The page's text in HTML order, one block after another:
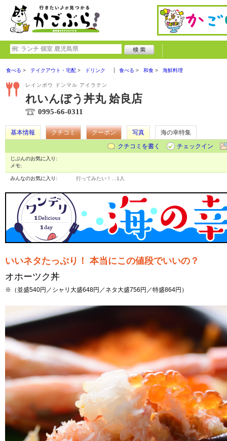
食べる テイクアウト・宅配 ドリンク 食べる 和食 海鮮料理
レインボウ ドンマル アイラテン
れいんぼう丼丸 姶良店
0995-66-0311
基本情報 クチコミ クーポン 写真
海の幸特集
クチコミを書く
チェックイン
じぶんのお気に入り:
メモ:
みんなのお気に入り: 行ってみたい！… 1人
いいネタたっぷり！ 本当にこの値段でいいの？
オホーツク丼
※（並盛540円／シャリ大盛648円／ネタ大盛756円／特盛864円）